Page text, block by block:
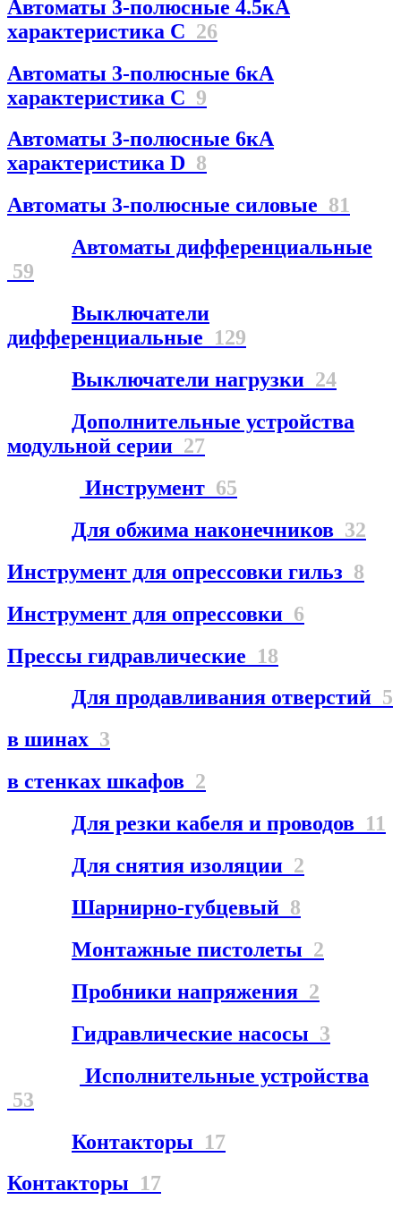
Автоматы 3-полюсные 4.5кА
характеристика С 26
Автоматы 3-полюсные 6кА
характеристика C 9
Автоматы 3-полюсные 6кА
характеристика D 8
Автоматы 3-полюсные силовые 81
Автоматы дифференциальные
59
Выключатели
дифференциальные 129
Выключатели нагрузки 24
Дополнительные устройства
модульной серии 27
Инструмент 65
Для обжима наконечников 32
Инструмент для опрессовки гильз 8
Инструмент для опрессовки 6
Прессы гидравлические 18
Для продавливания отверстий 5
в шинах 3
в стенках шкафов 2
Для резки кабеля и проводов 11
Для снятия изоляции 2
Шарнирно-губцевый 8
Монтажные пистолеты 2
Пробники напряжения 2
Гидравлические насосы 3
Исполнительные устройства
53
Контакторы 17
Контакторы 17